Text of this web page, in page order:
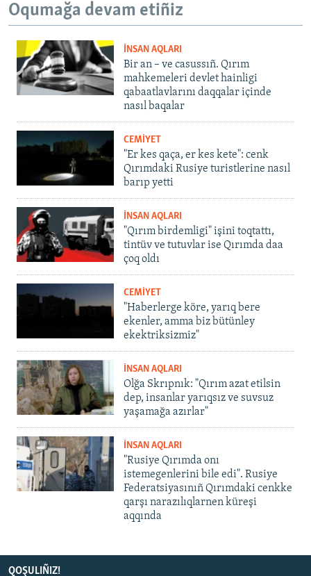
Oqumağa devam etiñiz
İNSAN AQLARI
Bir an – ve casussıñ. Qırım
mahkemeleri devlet hainligi
qabaatlavlarını daqqalar içinde
nasıl baqalar
CEMİYET
"Er kes qaça, er kes kete": cenk
Qırımdaki Rusiye turistlerine nasıl
barıp yetti
İNSAN AQLARI
"Qırım birdemligi" işini toqtattı,
tintüv ve tutuvlar ise Qırımda daa
çoq oldı
CEMİYET
"Haberlerge köre, yarıq bere
ekenler, amma biz bütünley
ekektriksizmiz"
İNSAN AQLARI
Olğa Skrıpnık: "Qırım azat etilsin
dep, insanlar yarıqsız ve suvsuz
yaşamağa azırlar"
İNSAN AQLARI
"Rusiye Qırımda onı
istemegenlerini bile edi". Rusiye
Federatsiyasınıñ Qırımdaki cenkke
qarşı narazılıqlarnen küreşi
aqqında
QOŞULIÑIZ!